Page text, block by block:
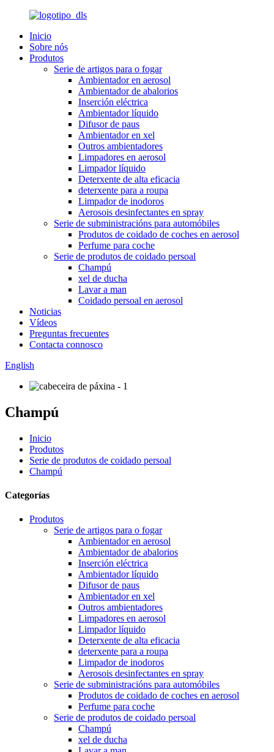
Inicio
Sobre nós
Produtos
Serie de artigos para o fogar
Ambientador en aerosol
Ambientador de abalorios
Inserción eléctrica
Ambientador líquido
Difusor de paus
Ambientador en xel
Outros ambientadores
Limpadores en aerosol
Limpador líquido
Deterxente de alta eficacia
deterxente para a roupa
Limpador de inodoros
Aerosois desinfectantes en spray
Serie de subministracións para automóbiles
Produtos de coidado de coches en aerosol
Perfume para coche
Serie de produtos de coidado persoal
Champú
xel de ducha
Lavar a man
Coidado persoal en aerosol
Noticias
Vídeos
Preguntas frecuentes
Contacta connosco
English
Champú
Inicio
Produtos
Serie de produtos de coidado persoal
Champú
Categorías
Produtos
Serie de artigos para o fogar
Ambientador en aerosol
Ambientador de abalorios
Inserción eléctrica
Ambientador líquido
Difusor de paus
Ambientador en xel
Outros ambientadores
Limpadores en aerosol
Limpador líquido
Deterxente de alta eficacia
deterxente para a roupa
Limpador de inodoros
Aerosois desinfectantes en spray
Serie de subministracións para automóbiles
Produtos de coidado de coches en aerosol
Perfume para coche
Serie de produtos de coidado persoal
Champú
xel de ducha